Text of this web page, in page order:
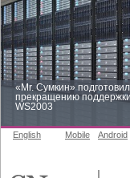
«Mr. Сумкин»
прекращению поддержки
WS2003
English Mobile Android